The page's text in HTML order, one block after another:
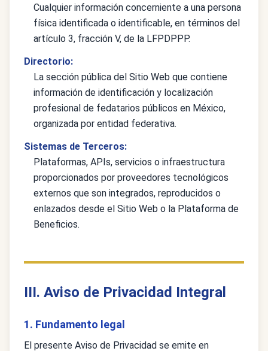
Cualquier información concerniente a una persona
física identificada o identificable, en términos del
artículo 3, fracción V, de la LFPDPPP.
Directorio:
La sección pública del Sitio Web que contiene
información de identificación y localización
profesional de fedatarios públicos en México,
organizada por entidad federativa.
Sistemas de Terceros:
Plataformas, APIs, servicios o infraestructura
proporcionados por proveedores tecnológicos
externos que son integrados, reproducidos o
enlazados desde el Sitio Web o la Plataforma de
Beneficios.
III. Aviso de Privacidad Integral
1. Fundamento legal
El presente Aviso de Privacidad se emite en